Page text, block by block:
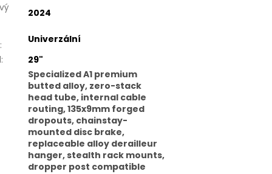
2024
:
Univerzální
:
29"
Specialized A1 premium
butted alloy, zero-stack
head tube, internal cable
routing, 135x9mm forged
dropouts, chainstay-
mounted disc brake,
replaceable alloy derailleur
hanger, stealth rack mounts,
dropper post compatible